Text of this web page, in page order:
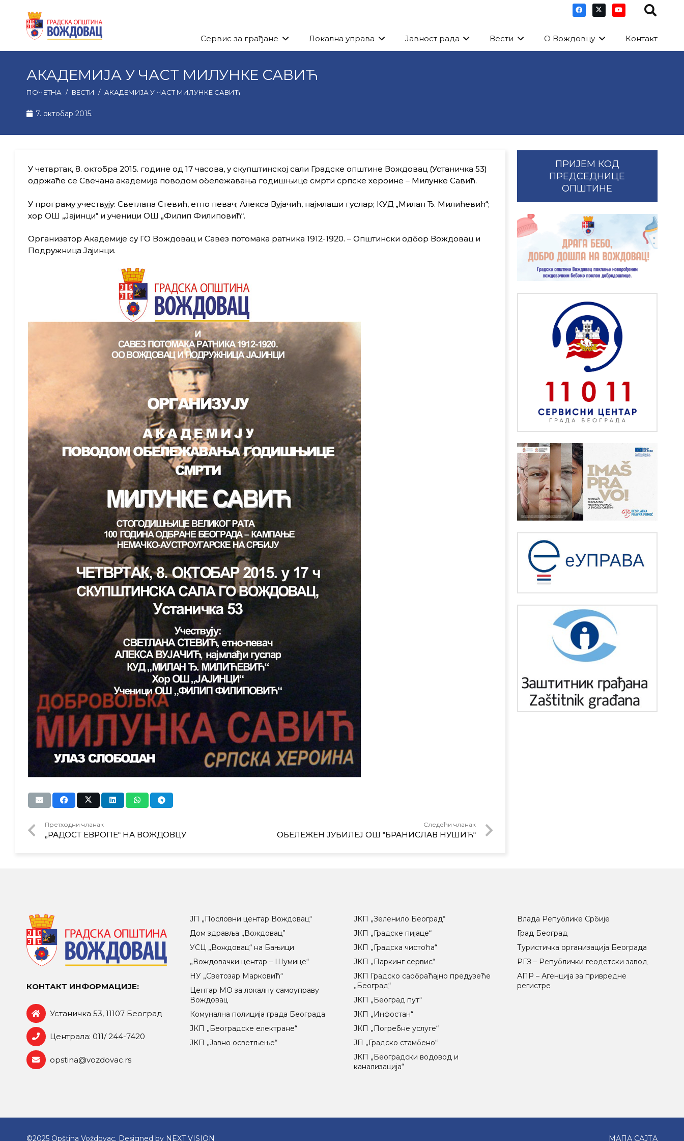
Сервис за грађане Локална управа Јавност рада Вести О Вождовцу Контакт
АКАДЕМИЈА У ЧАСТ МИЛУНКЕ САВИЋ
ПОЧЕТНА / ВЕСТИ / АКАДЕМИЈА У ЧАСТ МИЛУНКЕ САВИЋ
7. октобар 2015.
У четвртак, 8. октобра 2015. године од 17 часова, у скупштинској сали Градске општине Вождовац (Устаничка 53)
одржаће се Свечана академија поводом обележавања годишњице смрти српске хероине – Милунке Савић.
У програму учествују: Светлана Стевић, етно певач; Алекса Вујачић, најмлаши гуслар; КУД „Милан Ђ. Милићевић“;
хор ОШ „Јајинци“ и ученици ОШ „Филип Филиповић“.
Организатор Академије су ГО Вождовац и Савез потомака ратника 1912-1920. – Општински одбор Вождовац и
Подружница Јајинци.
Претходни чланак
„РАДОСТ ЕВРОПЕ“ НА ВОЖДОВЦУ
Следећи чланак
ОБЕЛЕЖЕН ЈУБИЛЕЈ ОШ “БРАНИСЛАВ НУШИЋ“
ПРИЈЕМ КОД
ПРЕДСЕДНИЦЕ
ОПШТИНЕ
КОНТАКТ ИНФОРМАЦИЈЕ:
Устаничка 53, 11107 Београд
Централа: 011/ 244-7420
opstina@vozdovac.rs
ЈП „Пословни центар Вождовац“
Дом здравља „Вождовац”
УСЦ „Вождовац“ на Бањици
„Вождовачки центар – Шумице“
НУ „Светозар Марковић“
Центар МO за локалну самоуправу
Вождовац
Комунална полиција града Београда
ЈКП „Београдске електране“
ЈКП „Јавно осветљење“
ЈКП „Зеленило Београд“
ЈКП „Градске пијаце“
ЈКП „Градска чистоћа“
ЈКП „Паркинг сервис“
ЈКП Градско саобраћајно предузеће
„Београд“
ЈКП „Београд пут“
ЈКП „Инфостан“
ЈКП „Погребне услуге“
ЈП „Градско стамбено“
ЈКП „Београдски водовод и
канализација“
Влада Републике Србије
Град Београд
Туристичка организација Београда
РГЗ – Републички геодетски завод
АПР – Агенција за привредне
регистре
©2025 Opština Voždovac. Designed by NEXT VISION МАПА САЈТА